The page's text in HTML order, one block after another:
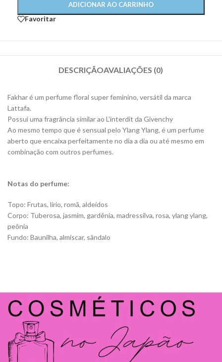
ADICIONAR AO CARRINHO
Favoritar
DESCRIÇÃOAVALIAÇÕES (0)
Fakhar é um perfume floral super feminino, versátil da marca
Lattafa.
Possui uma fragrância similar ao L’interdit da Givenchy
Ao mesmo tempo que é sensual pelo Ylang Ylang, é um perfume
aberto que encaixa perfeitamente no dia a dia ou até mesmo em
combinação com outros perfumes.
Notas do perfume:
Topo: Frutas, lírio, romã, aldeídos
Corpo: Tuberosa, jasmim, gardênia, madressilva, rosa, ylang ylang,
peônia
Fundo: Baunilha, almíscar, sândalo